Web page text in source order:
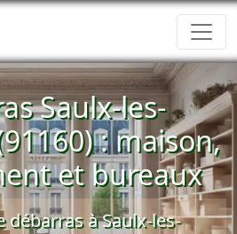
Saulx-les-
: maison,
et bureaux
débarras à Saulx-les-